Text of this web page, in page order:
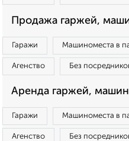
Продажа гаржей,
Гаражи Машиноместа в
Агенство Без
Аренда гаржей,
Гаражи Машиноместа в
Агенство Без